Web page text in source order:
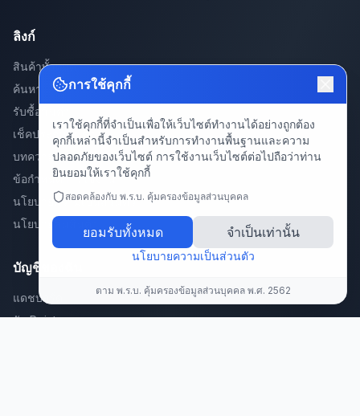
ลิงก์
สินค้าทั้งหมด
ค้นหา
รับซื้อสินค้า
เช็คประกันสินค้า
บทความ
ข้อกำหนดการใช้งาน
นโยบายความเป็นส่วนตัว
นโยบายคืนสินค้า
บัญชีของฉัน
แดชบอร์ด
รับ Point
การใช้คุกกี้
เราใช้คุกกี้ที่จำเป็นเพื่อให้เว็บไซต์ทำงานได้อย่างถูกต้อง
คุกกี้เหล่านี้จำเป็นสำหรับการทำงานพื้นฐานและความ
ปลอดภัยของเว็บไซต์ การใช้งานเว็บไซต์ต่อไปถือว่าท่าน
ยินยอมให้เราใช้คุกกี้
สอดคล้องกับ พ.ร.บ. คุ้มครองข้อมูลส่วนบุคคล
ยอมรับทั้งหมด จำเป็นเท่านั้น
นโยบายความเป็นส่วนตัว
ตาม พ.ร.บ. คุ้มครองข้อมูลส่วนบุคคล พ.ศ. 2562